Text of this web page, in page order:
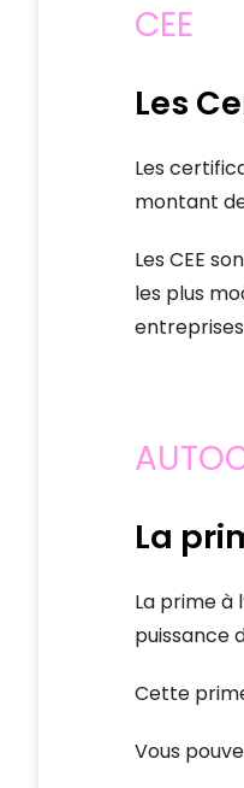
CEE
Les
Les
montant
Les CEE
les plus
La
La prime à
puissance
Cette
Vous